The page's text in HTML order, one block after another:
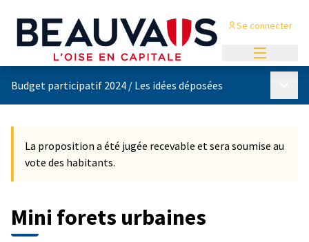
Menu
Se connecter
Budget participatif 2024 / Les idées déposées
La proposition a été jugée recevable et sera soumise au
vote des habitants.
Mini forets urbaines